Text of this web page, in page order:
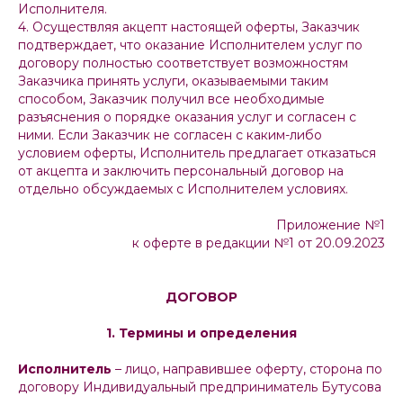
Исполнителя.
4. Осуществляя акцепт настоящей оферты, Заказчик
подтверждает, что оказание Исполнителем услуг по
договору полностью соответствует возможностям
Заказчика принять услуги, оказываемыми таким
способом, Заказчик получил все необходимые
разъяснения о порядке оказания услуг и согласен с
ними. Если Заказчик не согласен с каким-либо
условием оферты, Исполнитель предлагает отказаться
от акцепта и заключить персональный договор на
отдельно обсуждаемых с Исполнителем условиях.
Приложение №1
к оферте в редакции №1 от 20.09.2023
ДОГОВОР
1. Термины и определения
Исполнитель – лицо, направившее оферту, сторона по
договору Индивидуальный предприниматель Бутусова